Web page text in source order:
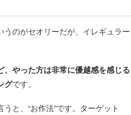
のがセオリーだが、イレギュラー
、やった方は非常に優越感を感じる
グです。
と、“お作法”です。ターゲット